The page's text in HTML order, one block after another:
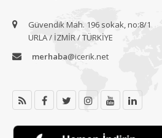
Güvendik Mah. 196 sokak, no:8/1
URLA / İZMİR / TÜRKİYE
merhaba@icerik.net